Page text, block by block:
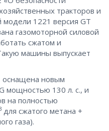
тракторов и
1221 версия GT
газомоторной силовой
сжатом и
машины выпускает
оснащена новым
мощностью 130 л. с., и
на полностью
для сжатого метана +
газа).